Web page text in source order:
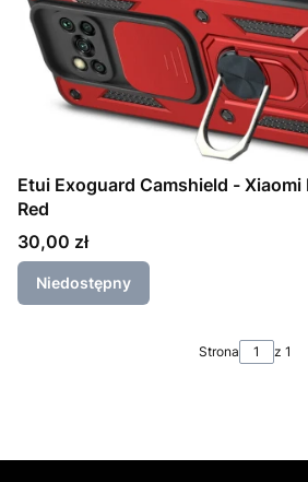
Etui Exoguard Camshield - Xiaomi
Red
Cena
30,00 zł
Niedostępny
Strona z 1